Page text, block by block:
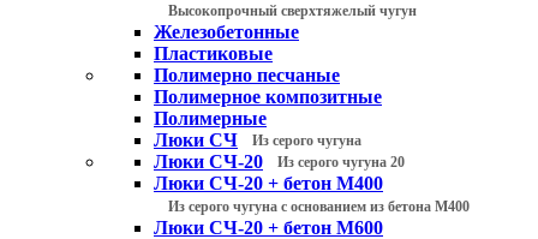
Высокопрочный сверхтяжелый чугун
Железобетонные
Пластиковые
Полимерно песчаные
Полимерное композитные
Полимерные
Люки СЧ
Из серого чугуна
Люки СЧ-20 Из серого чугуна 20
Люки СЧ-20 + бетон М400
Из серого чугуна с основанием из бетона М400
Люки СЧ-20 + бетон М600